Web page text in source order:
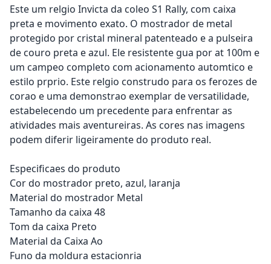
Este um relgio Invicta da coleo S1 Rally, com caixa
preta e movimento exato. O mostrador de metal
protegido por cristal mineral patenteado e a pulseira
de couro preta e azul. Ele resistente gua por at 100m e
um campeo completo com acionamento automtico e
estilo prprio. Este relgio construdo para os ferozes de
corao e uma demonstrao exemplar de versatilidade,
estabelecendo um precedente para enfrentar as
atividades mais aventureiras. As cores nas imagens
podem diferir ligeiramente do produto real.
Especificaes do produto
Cor do mostrador preto, azul, laranja
Material do mostrador Metal
Tamanho da caixa 48
Tom da caixa Preto
Material da Caixa Ao
Funo da moldura estacionria